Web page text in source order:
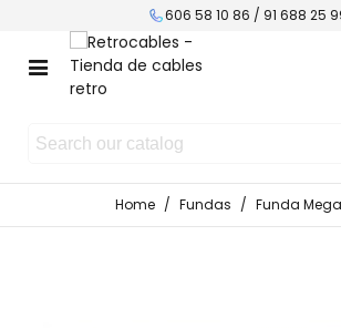
606 58 10 86 / 91 688 25
Home / Fundas / Funda